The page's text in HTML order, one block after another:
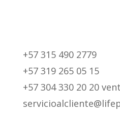
+57 315 490 2779
+57 319 265 05 15
+57 304 330 20 20